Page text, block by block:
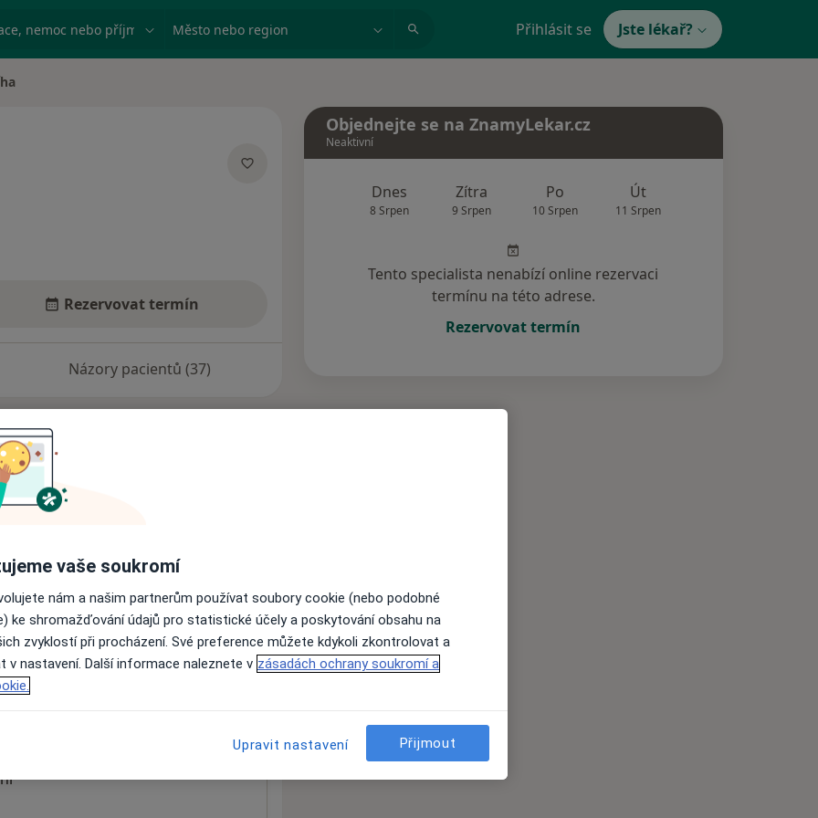
nemoc nebo příjmení Město nebo region Přihlásit se Jste lékař?
Rezervovat termín
Názory pacientů (37)
nejsou k dispozici
informace o svých službách.
Objednejte se na ZnamyLekar.cz
Neaktivní
Dnes
8 Srpen
Zítra
9 Srpen
Po
10 Srpen
Út
11 Srpen
Tento specialista nenabízí online rezervaci
termínu na této adrese.
Rezervovat termín
vaše soukromí
nám a našim partnerům používat soubory cookie (nebo podobné
ke shromažďování údajů pro statistické účely a poskytování obsahu na
zvyklostí při procházení. Své preference můžete kdykoli zkontrolovat a
v nastavení. Další informace naleznete v zásadách ochrany soukromí a
Upravit nastavení Přijmout